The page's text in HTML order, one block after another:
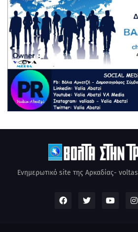
Ενημερωτικό site της Αρκαδίας-